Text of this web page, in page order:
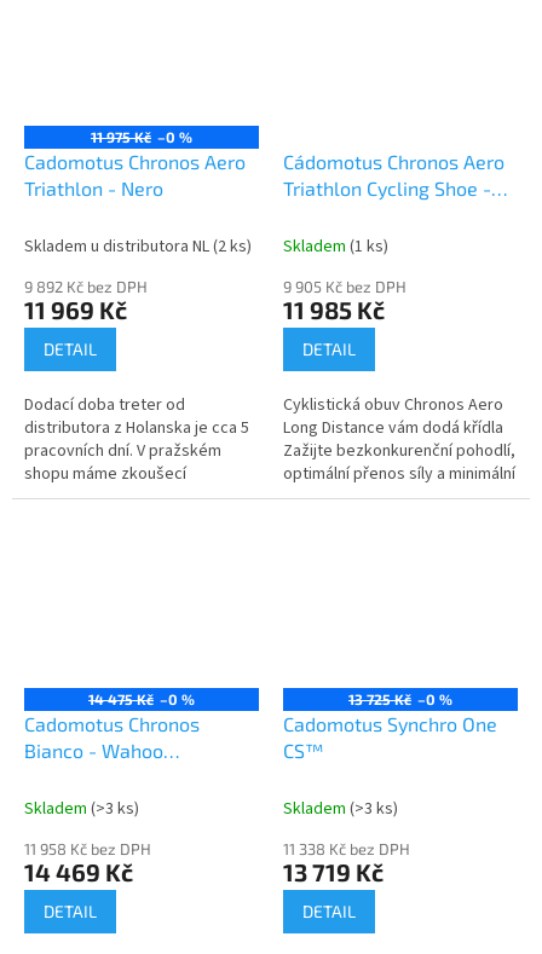
11 975 Kč –0 %
Cadomotus Chronos Aero
Triathlon - Nero
Skladem u distributora NL(2 ks)
9 892 Kč bez DPH
11 969 Kč
DETAIL
Dodací doba treter od
distributora z Holanska je cca 5
pracovních dní. V pražském
shopu máme zkoušecí
velikostní řady. Cyklistická obuv
Cádomotus Chronos Aero
Triathlon Cycling Shoe -
Skladem (1 ks)
9 905 Kč bez DPH
11 985 Kč
DETAIL
Cyklistická obuv Chronos Aero
Long Distance vám dodá křídla
Zažijte bezkonkurenční pohodlí,
optimální přenos síly a minimální
odpor vzduchu s touto
14 475 Kč –0 %
Cadomotus Chronos
Bianco - Wahoo
Skladem (>3 ks)
11 958 Kč bez DPH
14 469 Kč
DETAIL
13 725 Kč –0 %
Cadomotus Synchro One
CS™
Skladem (>3 ks)
11 338 Kč bez DPH
13 719 Kč
DETAIL